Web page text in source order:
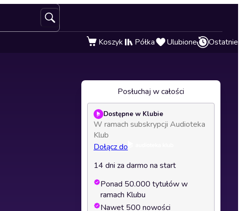
Koszyk Półka Ulubione Ostatnie
Posłuchaj w całości
Dostępne w Klubie
W ramach subskrypcji Audioteka
Klub
Dołącz do
14 dni za darmo na start
Ponad 50.000 tytułów w
ramach Klubu
Nawet 500 nowości